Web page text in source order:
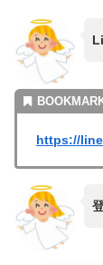
https://